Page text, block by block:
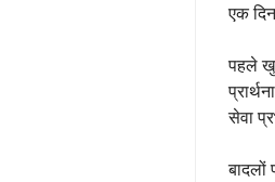
एक
पहले
सेवा
बादलों